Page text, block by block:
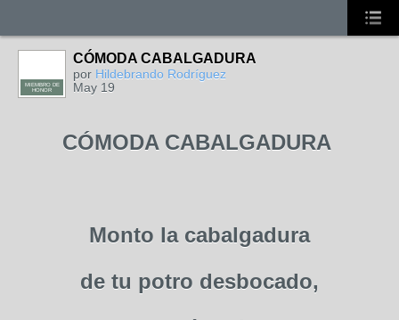
MIEMBRO DE
HONOR
CÓMODA CABALGADURA
por Hildebrando Rodríguez
May 19
CÓMODA CABALGADURA
Monto la cabalgadura
de tu potro desbocado,